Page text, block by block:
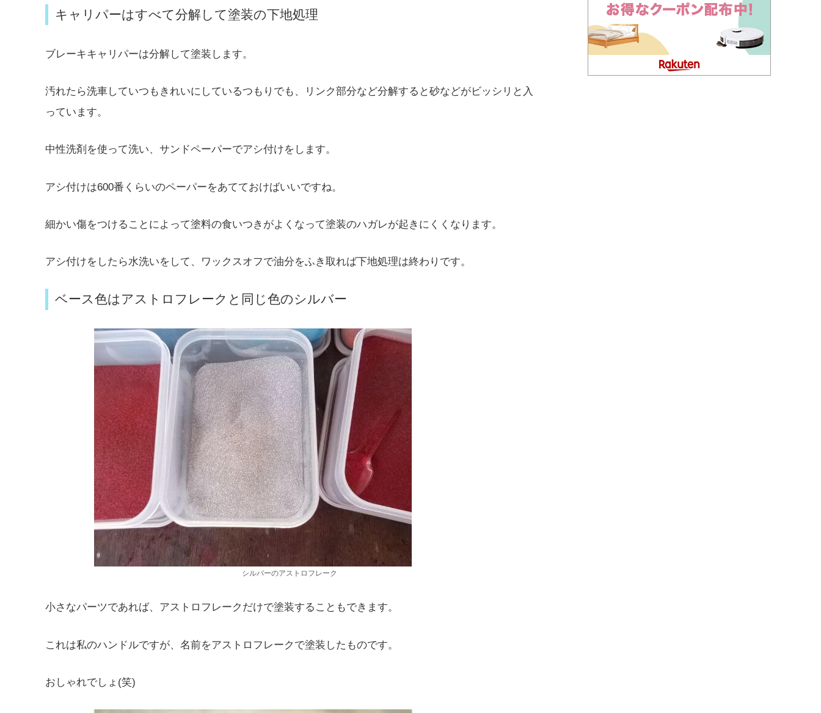
キャリパーはすべて分解して塗装の下地処理
ブレーキキャリパーは分解して塗装します。
汚れたら洗車していつもきれいにしているつもりでも、リンク部分など分解すると砂などがビッシリと入
っています。
中性洗剤を使って洗い、サンドペーパーでアシ付けをします。
アシ付けは600番くらいのペーパーをあてておけばいいですね。
細かい傷をつけることによって塗料の食いつきがよくなって塗装のハガレが起きにくくなります。
アシ付けをしたら水洗いをして、ワックスオフで油分をふき取れば下地処理は終わりです。
ベース色はアストロフレークと同じ色のシルバー
シルバーのアストロフレーク
小さなパーツであれば、アストロフレークだけで塗装することもできます。
これは私のハンドルですが、名前をアストロフレークで塗装したものです。
おしゃれでしょ(笑)